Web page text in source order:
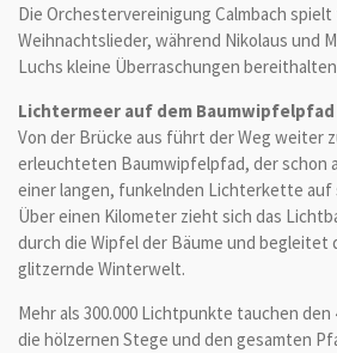
Die Orchestervereinigung Calmbach
Weihnachtslieder, während Nikolaus und
Luchs kleine Überraschungen
Lichtermeer auf dem Baumwipfelpfad
Von der Brücke aus führt der Weg weiter
erleuchteten Baumwipfelpfad, der schon
einer langen, funkelnden Lichterkette auf
Über einen Kilometer zieht sich das
durch die Wipfel der Bäume und begleitet
glitzernde Winterwelt.
Mehr als 300.000 Lichtpunkte tauchen
die hölzernen Stege und den gesamten